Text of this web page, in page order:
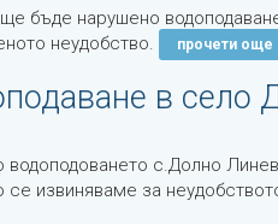
бъде нарушено
неудобство.
прочети още
в село
водоподоването с.Долно
се извиняваме за